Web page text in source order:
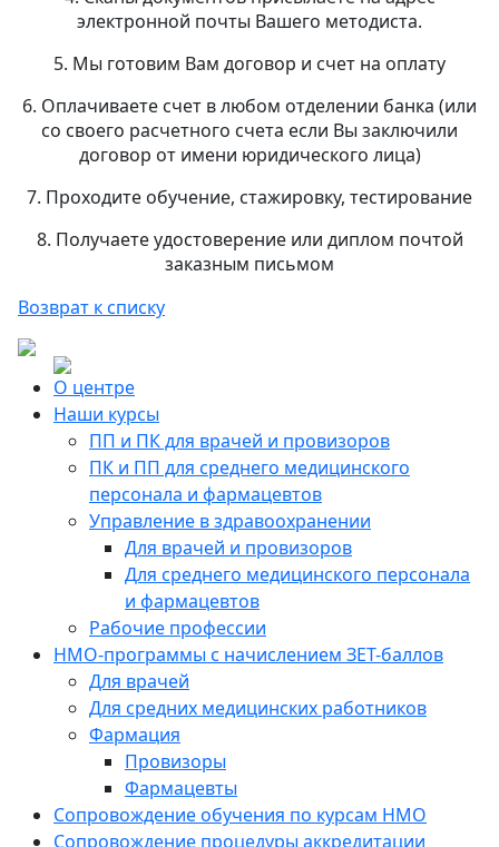
электронной почты Вашего методиста.
5. Мы готовим Вам договор и счет на оплату
6. Оплачиваете счет в любом отделении банка (или
со своего расчетного счета если Вы заключили
договор от имени юридического лица)
7. Проходите обучение, стажировку, тестирование
8. Получаете удостоверение или диплом почтой
заказным письмом
Возврат к списку
О центре
Наши курсы
ПП и ПК для врачей и провизоров
ПК и ПП для среднего медицинского
персонала и фармацевтов
Управление в здравоохранении
Для врачей и провизоров
Для среднего медицинского персонала
и фармацевтов
Рабочие профессии
НМО-программы с начислением ЗЕТ-баллов
Для врачей
Для средних медицинских работников
Фармация
Провизоры
Фармацевты
Сопровождение обучения по курсам НМО
Сопровождение процедуры аккредитации